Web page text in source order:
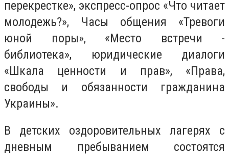
перекрестке», экспресс-опрос «Что читает
молодежь?», Часы общения «Тревоги
юной поры», «Место встречи -
библиотека», юридические диалоги
«Шкала ценности и прав», «Права,
свободы и обязанности гражданина
Украины».
В детских оздоровительных лагерях с
дневным пребыванием состоятся